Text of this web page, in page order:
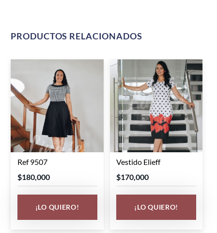
PRODUCTOS RELACIONADOS
Ref 9507
$180,000
¡LO QUIERO!
Este
producto
tiene
variantes.
Vestido Elieff
$170,000
¡LO QUIERO!
Este
producto
tiene
variantes.